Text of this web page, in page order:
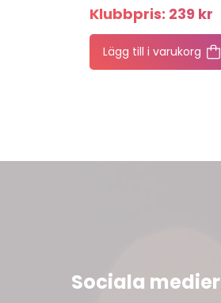
Klubbpris: 239 kr
Lägg till i varukorg
Sociala medier